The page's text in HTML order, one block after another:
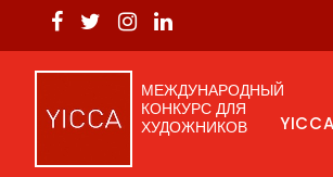
МЕЖДУНАРОДНЫЙ
КОНКУРС ДЛЯ
ХУДОЖНИКОВ